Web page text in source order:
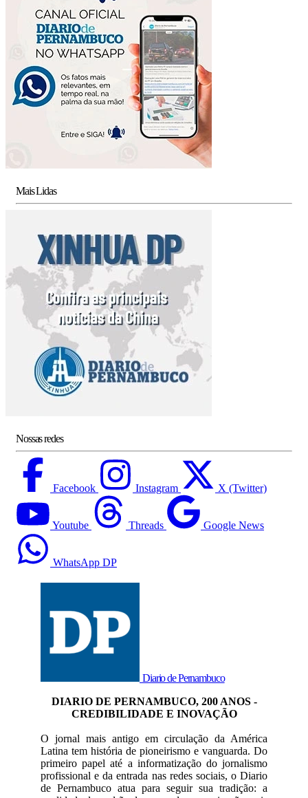
Mais Lidas
Nossas redes
Facebook Instagram X (Twitter)
Youtube Threads Google News
WhatsApp DP
Diario de Pernambuco
DIARIO DE PERNAMBUCO, 200 ANOS -
CREDIBILIDADE E INOVAÇÃO
O jornal mais antigo em circulação da América
Latina tem história de pioneirismo e vanguarda. Do
primeiro papel até a informatização do jornalismo
profissional e da entrada nas redes sociais, o Diario
de Pernambuco atua para seguir sua tradição: a